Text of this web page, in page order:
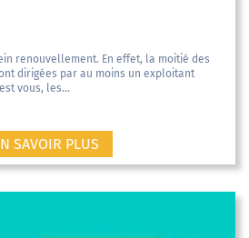
renouvellement. En effet, la moitié des
dirigées par au moins un exploitant
vous, les...
SAVOIR PLUS